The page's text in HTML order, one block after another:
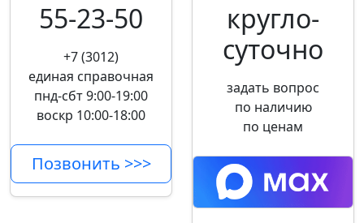
55-23-50
+7 (3012)
единая справочная
пнд-сбт 9:00-19:00
воскр 10:00-18:00
Позвонить >>>
кругло­
суточно
задать вопрос
по наличию
по ценам